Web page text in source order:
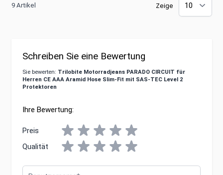
9 Artikel Zeige
Schreiben Sie eine Bewertung
Sie bewerten: Trilobite Motorradjeans PARADO CIRCUIT für
Herren CE AAA Aramid Hose Slim-Fit mit SAS-TEC Level 2
Protektoren
Ihre Bewertung:
Preis
Qualität